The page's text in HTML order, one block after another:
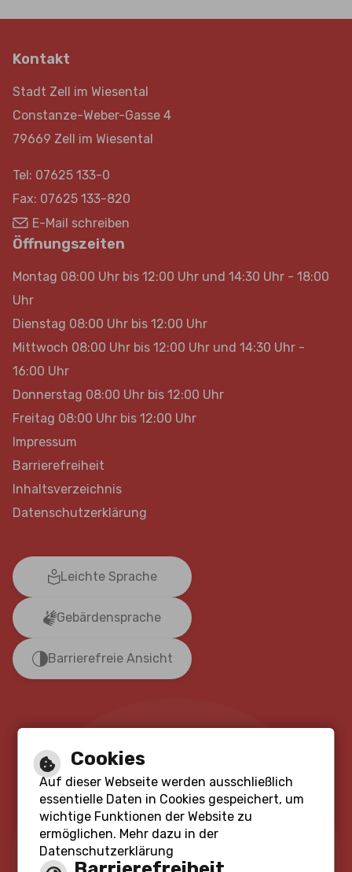
Kontakt
Stadt Zell im Wiesental
Constanze-Weber-Gasse 4
79669 Zell im Wiesental
Tel: 07625 133-0
Fax: 07625 133-820
E-Mail schreiben
Öffnungszeiten
Montag 08:00 Uhr bis 12:00 Uhr und 14:30 Uhr - 18:00
Uhr
Dienstag 08:00 Uhr bis 12:00 Uhr
Mittwoch 08:00 Uhr bis 12:00 Uhr und 14:30 Uhr -
16:00 Uhr
Donnerstag 08:00 Uhr bis 12:00 Uhr
Freitag 08:00 Uhr bis 12:00 Uhr
Impressum
Barrierefreiheit
Inhaltsverzeichnis
Datenschutzerklärung
Leichte Sprache
Gebärdensprache
Barrierefreie Ansicht
Cookies
Auf dieser Webseite werden ausschließlich
essentielle Daten in Cookies gespeichert, um
wichtige Funktionen der Website zu
ermöglichen. Mehr dazu in der
Datenschutzerklärung